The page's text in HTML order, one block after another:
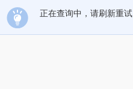
正在查询中，请刷新重试